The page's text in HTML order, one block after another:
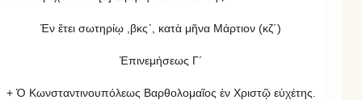
Ἐν ἔτει σωτηρίῳ ,βκς´, κατὰ μῆνα Μάρτιον (κζ´)
Ἐπινεμήσεως Γ´
+ Ὁ Κωνσταντινουπόλεως Βαρθολομαῖος ἐν Χριστῷ εὐχέτης.